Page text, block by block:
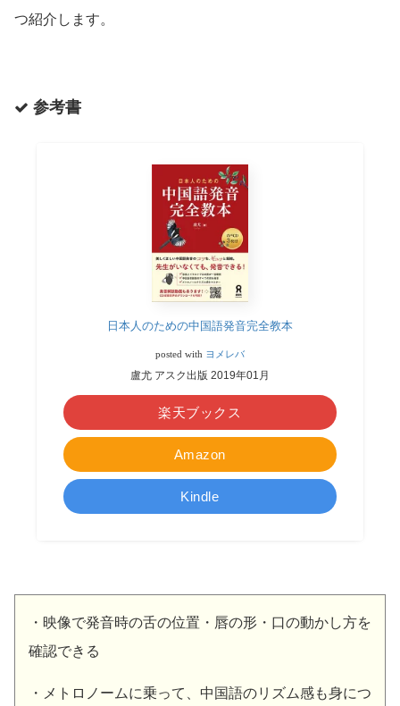
つ紹介します。
参考書
日本人のための中国語発音完全教本
posted with ヨメレバ
盧尤 アスク出版 2019年01月
楽天ブックス
Amazon
Kindle
・映像で発音時の舌の位置・唇の形・口の動かし方を
確認できる
・メトロノームに乗って、中国語のリズム感も身につ